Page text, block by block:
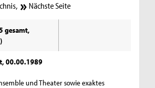
, Nächste Seite
gesamt,
00.00.1989
und Theater sowie exaktes